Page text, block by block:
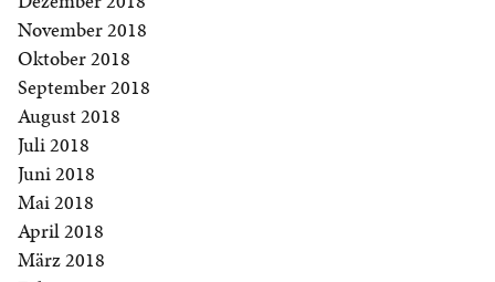
November 2018
Oktober 2018
September 2018
August 2018
Juli 2018
Juni 2018
Mai 2018
April 2018
März 2018